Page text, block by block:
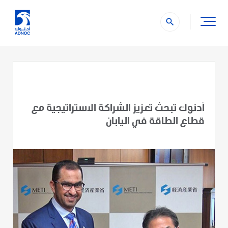
search
أدنوك تبحث تعزيز الشراكة الاستراتيجية مع
قطاع الطاقة في اليابان